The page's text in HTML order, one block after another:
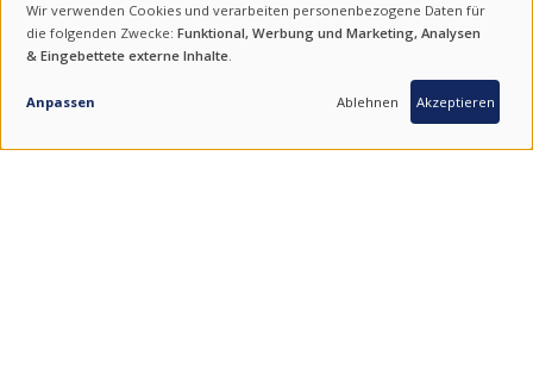
BLEIBENDE WERTE.
SERVICE AUS DEUTSCHLAND.
VERWENDUNG
VON
PERSONENBEZOGENEN
Wir verwenden Cookies und verarbeiten personenbezogene Daten für
die folgenden Zwecke:Funktional, Werbung und Marketing, Analysen
& Eingebettete externe Inhalte.
Anpassen Ablehnen Akzeptieren